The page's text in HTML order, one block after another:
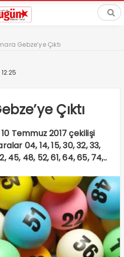
Gebze’ye Çıktı
Çıktı
Temmuz 2017 çekilişi
04, 14, 15, 30, 32, 33,
45, 48, 52, 61, 64, 65, 74,..